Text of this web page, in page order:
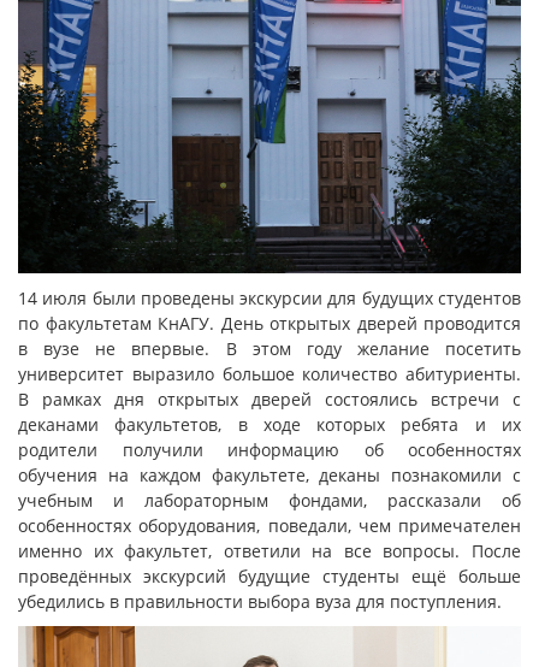
14 июля были проведены экскурсии для будущих студентов
по факультетам КнАГУ. День открытых дверей проводится
в вузе не впервые. В этом году желание посетить
университет выразило большое количество абитуриенты.
В рамках дня открытых дверей состоялись встречи с
деканами факультетов, в ходе которых ребята и их
родители получили информацию об особенностях
обучения на каждом факультете, деканы познакомили с
учебным и лабораторным фондами, рассказали об
особенностях оборудования, поведали, чем примечателен
именно их факультет, ответили на все вопросы. После
проведённых экскурсий будущие студенты ещё больше
убедились в правильности выбора вуза для поступления.